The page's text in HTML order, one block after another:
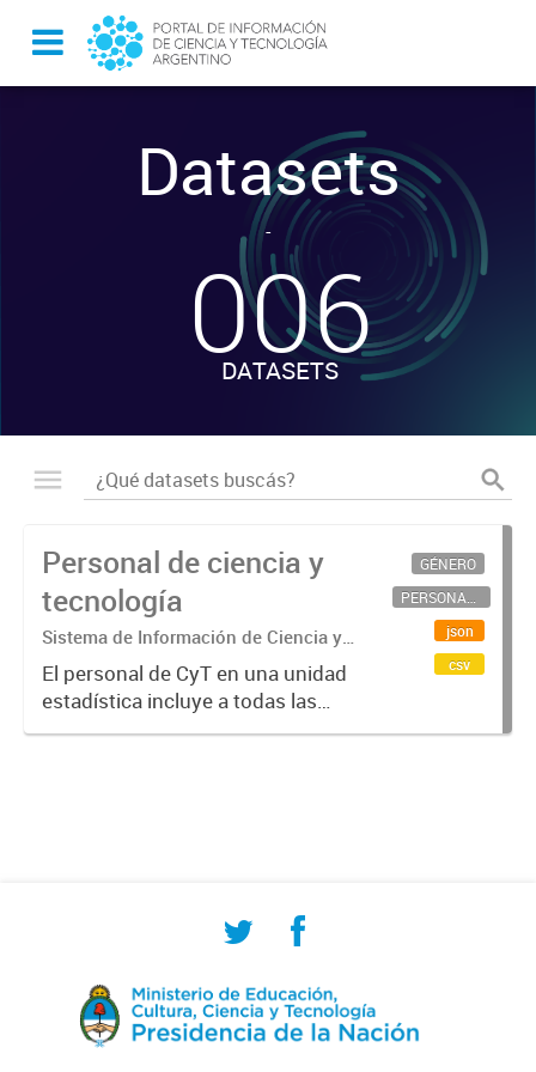
Datasets
-
006
DATASETS
Personal de ciencia y
tecnología
Sistema de Información de Ciencia y
Tecnología Argentino (SICYTAR)
El personal de CyT en una unidad
estadística incluye a todas las
personas involucradas
GÉNERO
PERSONAL CIENTÍFICO-TECNOLÓGICO
json
csv